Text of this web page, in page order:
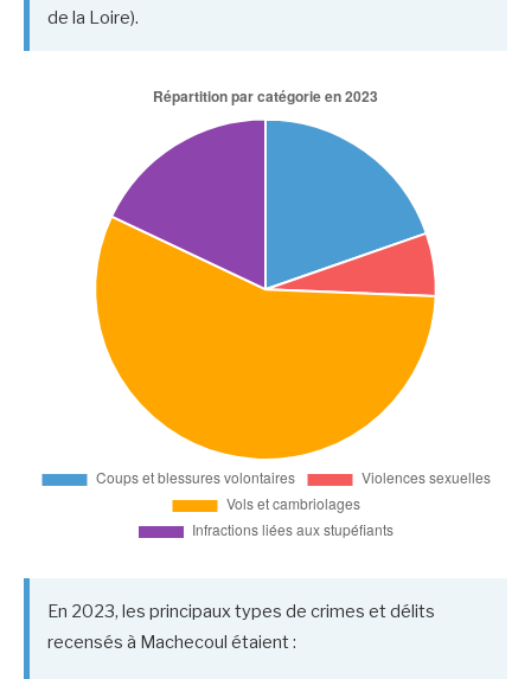
de la Loire).
En 2023, les principaux types de crimes et délits
recensés à Machecoul étaient :